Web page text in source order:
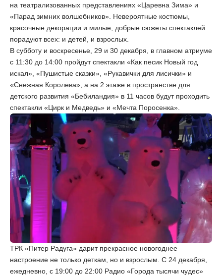
на театрализованных представлениях «Царевна Зима» и
«Парад зимних волшебников». Невероятные костюмы,
красочные декорации и милые, добрые сюжеты спектаклей
порадуют всех: и детей, и взрослых.
В субботу и воскресенье, 29 и 30 декабря, в главном атриуме
с 11:30 до 14:00 пройдут спектакли «Как песик Новый год
искал», «Пушистые сказки», «Рукавички для лисички» и
«Снежная Королева», а на 2 этаже в пространстве для
детского развития «Бебиландия» в 11 часов будут проходить
спектакли «Цирк и Медведь» и «Мечта Поросенка».
ТРК «Питер Радуга» дарит прекрасное новогоднее
настроение не только деткам, но и взрослым. С 24 декабря,
ежедневно, с 19:00 до 22:00 Радио «Города тысячи чудес»